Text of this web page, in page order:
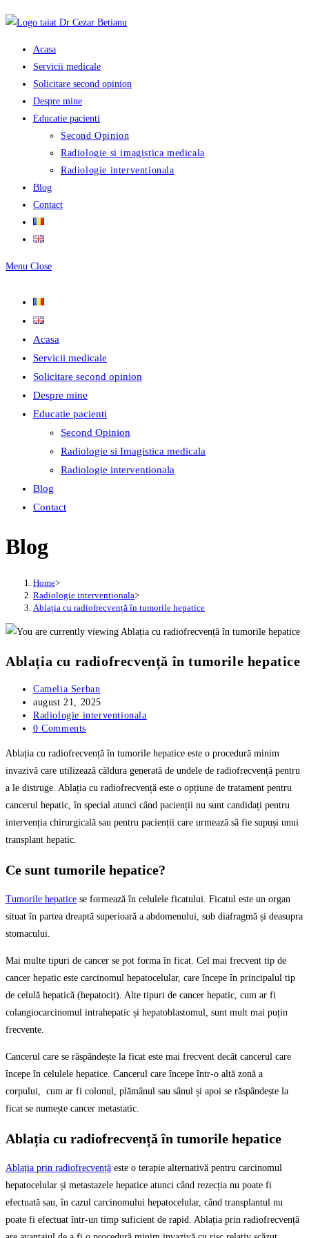
Skip
content Acasa
Servicii medicale
Solicitare second opinion
Despre mine
Educatie pacienti
Second Opinion
Radiologie si imagistica medicala
Radiologie interventionala
Blog
Contact
Menu Close
Acasa
Servicii medicale
Solicitare second opinion
Despre mine
Educatie pacienti
Second Opinion
Radiologie si Imagistica medicala
Radiologie interventionala
Blog
Contact
Blog
Home>
Radiologie interventionala>
Ablația cu radiofrecvență în tumorile hepatice
Ablația cu radiofrecvență în tumorile hepatice
Post
author:
Camelia Serban
Post
published:
august 21, 2025
Post
category:
Radiologie interventionala
Post
0 Comments
Ablația cu radiofrecvență în tumorile hepatice este o procedură minim
invazivă care utilizează căldura generată de undele de radiofrecvență pentru
a le distruge. Ablația cu radiofrecvență este o opțiune de tratament pentru
cancerul hepatic, în special atunci când pacienții nu sunt candidați pentru
intervenția chirurgicală sau pentru pacienții care urmează să fie supuși unui
transplant hepatic.
Ce sunt tumorile hepatice?
Tumorile hepatice se formează în celulele ficatului. Ficatul este un organ
situat în partea dreaptă superioară a abdomenului, sub diafragmă și deasupra
stomacului.
Mai multe tipuri de cancer se pot forma în ficat. Cel mai frecvent tip de
cancer hepatic este carcinomul hepatocelular, care începe în principalul tip
de celulă hepatică (hepatocit). Alte tipuri de cancer hepatic, cum ar fi
colangiocarcinomul intrahepatic și hepatoblastomul, sunt mult mai puțin
frecvente.
Cancerul care se răspândește la ficat este mai frecvent decât cancerul care
începe în celulele hepatice. Cancerul care începe într-o altă zonă a
corpului, cum ar fi colonul, plămânul sau sânul și apoi se răspândește la
ficat se numește cancer metastatic.
Ablația cu radiofrecvență în tumorile hepatice
Ablația prin radiofrecvență este o terapie alternativă pentru carcinomul
hepatocelular și metastazele hepatice atunci când rezecția nu poate fi
efectuată sau, în cazul carcinomului hepatocelular, când transplantul nu
poate fi efectuat într-un timp suficient de rapid. Ablația prin radiofrecvență